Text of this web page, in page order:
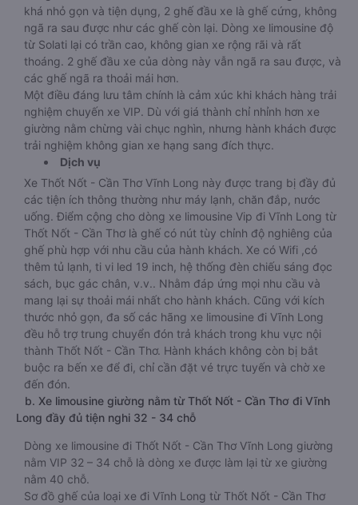
khá nhỏ gọn và tiện dụng, 2 ghế đầu xe là ghế cứng, không
ngã ra sau được như các ghế còn lại. Dòng xe limousine độ
từ Solati lại có trần cao, không gian xe rộng rãi và rất
thoáng. 2 ghế đầu xe của dòng này vẫn ngã ra sau được, và
các ghế ngã ra thoải mái hơn.
Một điều đáng lưu tâm chính là cảm xúc khi khách hàng trải
nghiệm chuyến xe VIP. Dù với giá thành chỉ nhỉnh hơn xe
giường nằm chừng vài chục nghìn, nhưng hành khách được
trải nghiệm không gian xe hạng sang đích thực.
Dịch vụ
Xe Thốt Nốt - Cần Thơ Vĩnh Long này được trang bị đầy đủ
các tiện ích thông thường như máy lạnh, chăn đắp, nước
uống. Điểm cộng cho dòng xe limousine Vip đi Vĩnh Long từ
Thốt Nốt - Cần Thơ là ghế có nút tùy chỉnh độ nghiêng của
ghế phù hợp với nhu cầu của hành khách. Xe có Wifi ,có
thêm tủ lạnh, ti vi led 19 inch, hệ thống đèn chiếu sáng đọc
sách, bục gác chân, v.v.. Nhằm đáp ứng mọi nhu cầu và
mang lại sự thoải mái nhất cho hành khách. Cũng với kích
thước nhỏ gọn, đa số các hãng xe limousine đi Vĩnh Long
đều hỗ trợ trung chuyển đón trả khách trong khu vực nội
thành Thốt Nốt - Cần Thơ. Hành khách không còn bị bắt
buộc ra bến xe để đi, chỉ cần đặt vé trực tuyến và chờ xe
đến đón.
b. Xe limousine giường nằm từ Thốt Nốt - Cần Thơ đi Vĩnh
Long đầy đủ tiện nghi 32 - 34 chỗ
Dòng xe limousine đi Thốt Nốt - Cần Thơ Vĩnh Long giường
nằm VIP 32 – 34 chỗ là dòng xe được làm lại từ xe giường
nằm 40 chỗ.
Sơ đồ ghế của loại xe đi Vĩnh Long từ Thốt Nốt - Cần Thơ